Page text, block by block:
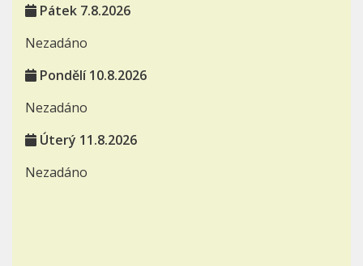
Pátek 7.8.2026
Nezadáno
Pondělí 10.8.2026
Nezadáno
Úterý 11.8.2026
Nezadáno